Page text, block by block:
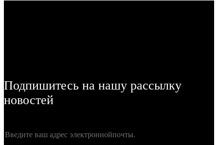
Подпишитесь на нашу рассылку
новостей